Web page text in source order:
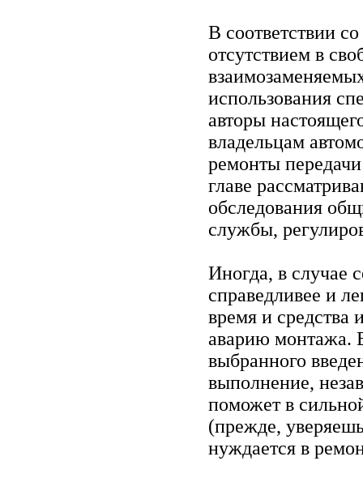
В соответствии
отсутствием в
использования
авторы
владельцам
ремонты
главе
обследования
службы,
Иногда, в случае
справедливее и
время и средства
аварию монтажа.
выбранного
выполнение,
поможет в
(прежде,
нуждается в